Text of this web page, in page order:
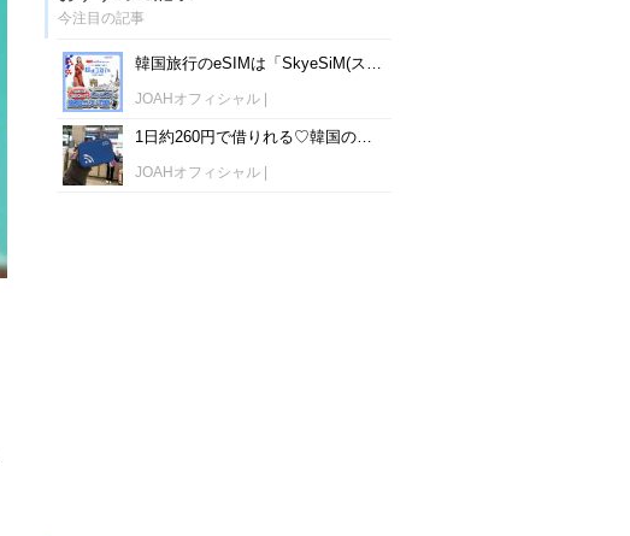
今注目の記事
韓国旅行のeSIMは「SkyeSiM(スカイイーシム)」！1日単位で最安値380円から利用可能！
JOAHオフィシャル|
1日約260円で借りれる♡韓国のWiFiレンタルおすすめ「WiFi弁当(WiFi Dosirak)」
JOAHオフィシャル|